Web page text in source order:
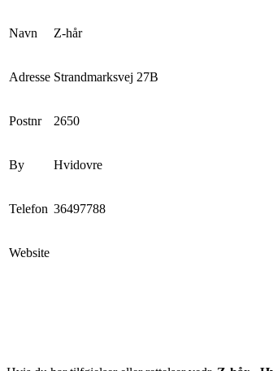
Navn Z-hår
Adresse Strandmarksvej 27B
Postnr 2650
By Hvidovre
Telefon 36497788
Website